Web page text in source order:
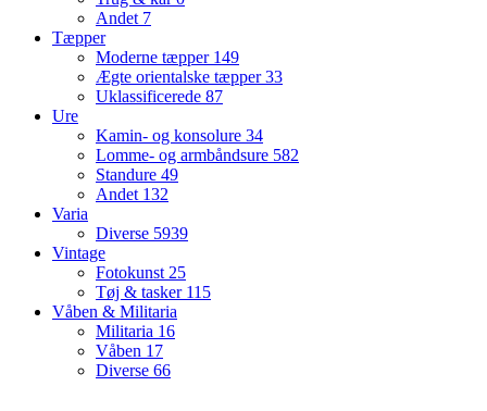
Andet 7
Tæpper
Moderne tæpper 149
Ægte orientalske tæpper33
Uklassificerede 87
Ure
Kamin- og konsolure 34
Lomme- og armbåndsure 582
Standure 49
Andet 132
Varia
Diverse 5939
Vintage
Fotokunst 25
Tøj & tasker 115
Våben & Militaria
Militaria 16
Våben 17
Diverse 66